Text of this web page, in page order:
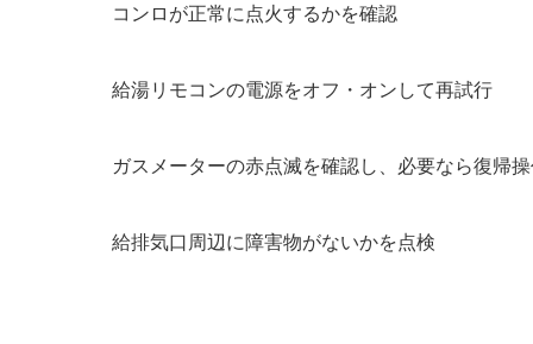
コンロが正常に点火するかを確認
給湯リモコンの電源をオフ・オンして再試行
ガスメーターの赤点滅を確認し、必要なら復帰
給排気口周辺に障害物がないかを点検